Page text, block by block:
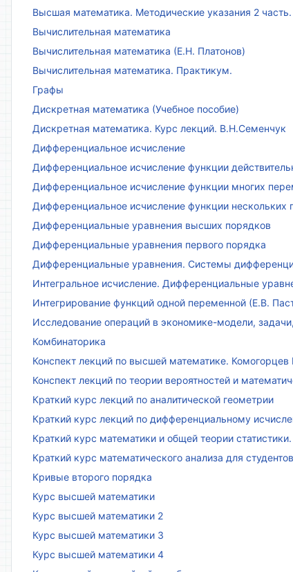
Высшая математика. Методические указания 2
Вычислительная математика
Вычислительная математика (Е.Н. Платонов)
Вычислительная математика. Практикум.
Графы
Дискретная математика (Учебное пособие)
Дискретная математика. Курс лекций. В.Н.Семенчук
Дифференциальное исчисление
Дифференциальное исчисление функции
Дифференциальное исчисление функции многих
Дифференциальное исчисление функции нескольких
Дифференциальные уравнения высших порядков
Дифференциальные уравнения первого порядка
Дифференциальные уравнения. Системы
Интегральное исчисление. Дифференциальные
Интегрирование функций одной переменной (Е.В.
Исследование операций в экономике-модели,
Комбинаторика
Конспект лекций по высшей математике. Комогорцев
Конспект лекций по теории вероятностей и
Краткий курс лекций по аналитической геометрии
Краткий курс лекций по дифференциальному
Краткий курс математики и общей теории
Краткий курс математического анализа для
Кривые второго порядка
Курс высшей математики
Курс высшей математики 2
Курс высшей математики 3
Курс высшей математики 4